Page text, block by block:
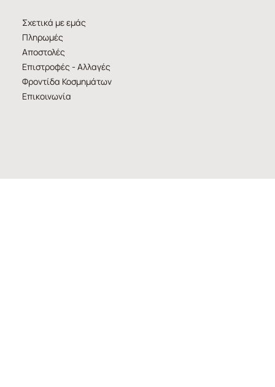
Σχετικά με εμάς
Πληρωμές
Αποστολές
Επιστροφές - Αλλαγές
Φροντίδα Κοσμημάτων
Επικοινωνία